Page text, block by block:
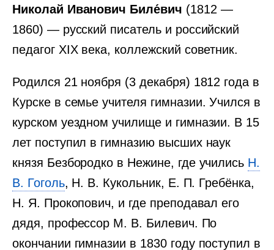
Николай Иванович Биле́вич (1812 —
1860) — русский писатель и российский
педагог XIX века, коллежский советник.
Родился 21 ноября (3 декабря) 1812 года в
Курске в семье учителя гимназии. Учился в
курском уездном училище и гимназии. В 15
лет поступил в гимназию высших наук
князя Безбородко в Нежине, где учились Н.
В. Гоголь, Н. В. Кукольник, Е. П. Гребёнка,
Н. Я. Прокопович, и где преподавал его
дядя, профессор М. В. Билевич. По
окончании гимназии в 1830 году поступил в